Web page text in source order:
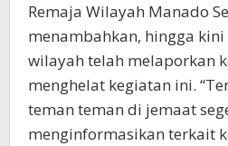
Remaja Wilayah Manado
menambahkan, hingga
wilayah telah melaporkan
menghelat kegiatan ini.
teman teman di jemaat
menginformasikan terkait